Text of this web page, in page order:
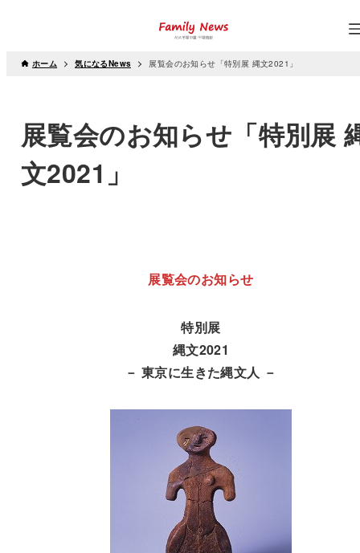
ホーム 気になるNews 展覧会のお知らせ「特別展 縄文2021」
展覧会のお知らせ「特別展
文2021」
展覧会のお知らせ
特別展
縄文2021
－ 東京に生きた縄文人 －